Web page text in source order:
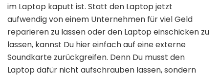
im Laptop kaputt ist. Statt den Laptop jetzt
aufwendig von einem Unternehmen für viel Geld
reparieren zu lassen oder den Laptop einschicken zu
lassen, kannst Du hier einfach auf eine externe
Soundkarte zurückgreifen. Denn Du musst den
Laptop dafür nicht aufschrauben lassen, sondern